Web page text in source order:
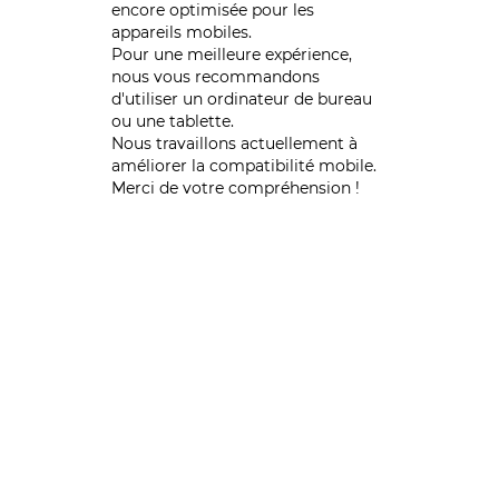
encore optimisée pour les
appareils mobiles.
Pour une meilleure expérience,
nous vous recommandons
d'utiliser un ordinateur de bureau
ou une tablette.
Nous travaillons actuellement à
améliorer la compatibilité mobile.
Merci de votre compréhension !